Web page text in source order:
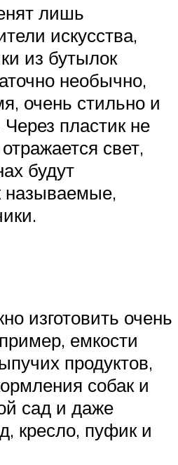
лишь
искусства,
из бутылок
необычно,
очень стильно и
Через пластик не
свет,
будут
называемые,
изготовить очень
емкости
продуктов,
собак и
сад и даже
кресло, пуфик и